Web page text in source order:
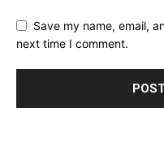
Save my name, email,
next time I comment.